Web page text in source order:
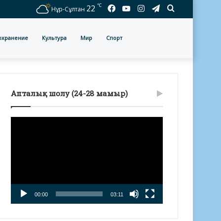
Іздеу
Telegram
Instagram
YouTube
Facebook
Нұр-Сұлтан 22 ℃
Культура Мир Спорт
Апталық шолу (24-28 мамыр)
00:00 03:11